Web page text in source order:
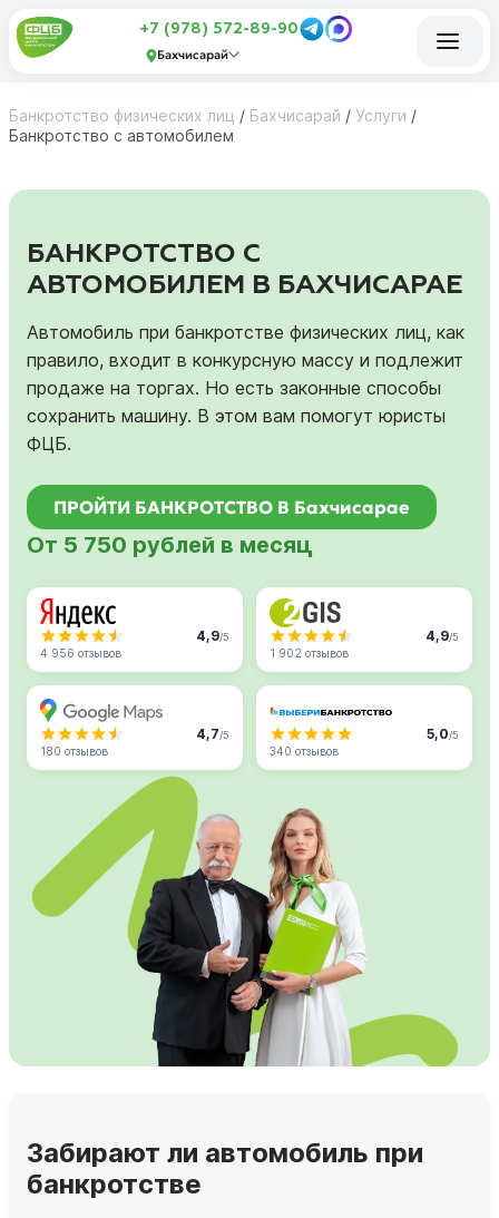
+7 (978) 572-89-90
Бахчисарай
Банкротство физических лиц / Бахчисарай / Услуги /
Банкротство с автомобилем
БАНКРОТСТВО С
АВТОМОБИЛЕМ В БАХЧИСАРАЕ
Автомобиль при банкротстве физических лиц, как
правило, входит в конкурсную массу и подлежит
продаже на торгах. Но есть законные способы
сохранить машину. В этом вам помогут юристы
ФЦБ.
ПРОЙТИ БАНКРОТСТВО В Бахчисарае
От 5 750 рублей в месяц
4,9/5
4 956 отзывов
4,9/5
1 902 отзывов
4,7/5
180 отзывов
5,0/5
340 отзывов
Забирают ли автомобиль при
банкротстве